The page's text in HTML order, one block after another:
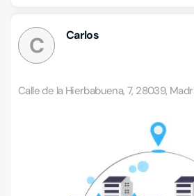
C Carlos
Calle de la Hierbabuena, 7, 28039,